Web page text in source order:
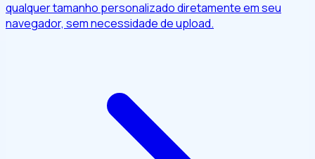
qualquer tamanho personalizado diretamente em seu
navegador, sem necessidade de upload.